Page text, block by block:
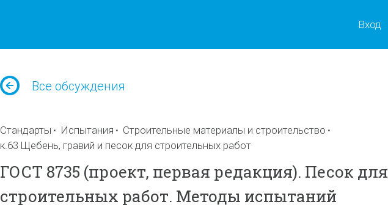
Вход
Все обсуждения
Стандарты Испытания
Строительные материалы и строительство
к.63 Щебень, гравий и песок для строительных работ
ГОСТ 8735 (проект, первая редакция). Песок для
строительных работ. Методы испытаний